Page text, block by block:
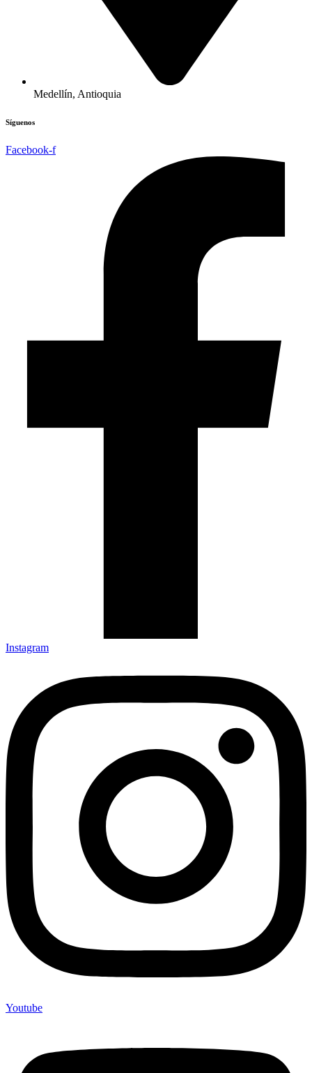
Medellín, Antioquia
Síguenos
Facebook-f
Instagram
Youtube